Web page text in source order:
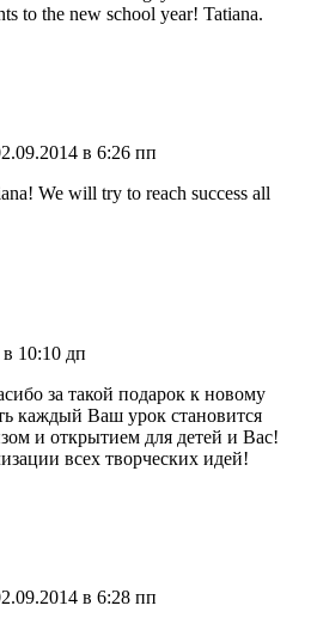
to the new school year! Tatiana.
в 6:26 пп
We will try to reach success all
10:10 дп
за такой подарок к новому
каждый Ваш урок становится
и открытием для детей и Вас!
всех творческих идей!
в 6:28 пп